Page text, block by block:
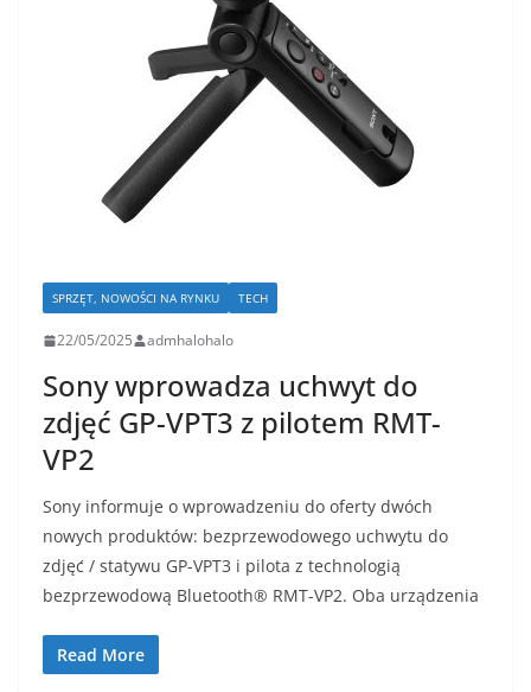
SPRZĘT, NOWOŚCI NA RYNKU TECH
22/05/2025 admhalohalo
Sony wprowadza uchwyt do
zdjęć GP-VPT3 z pilotem RMT-
VP2
Sony informuje o wprowadzeniu do oferty dwóch
nowych produktów: bezprzewodowego uchwytu do
zdjęć / statywu GP-VPT3 i pilota z technologią
bezprzewodową Bluetooth® RMT-VP2. Oba urządzenia
Read More